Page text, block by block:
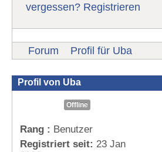
vergessen? Registrieren
Forum Profil für Uba
Profil von Uba
Offline
Rang : Benutzer
Registriert seit: 23 Jan